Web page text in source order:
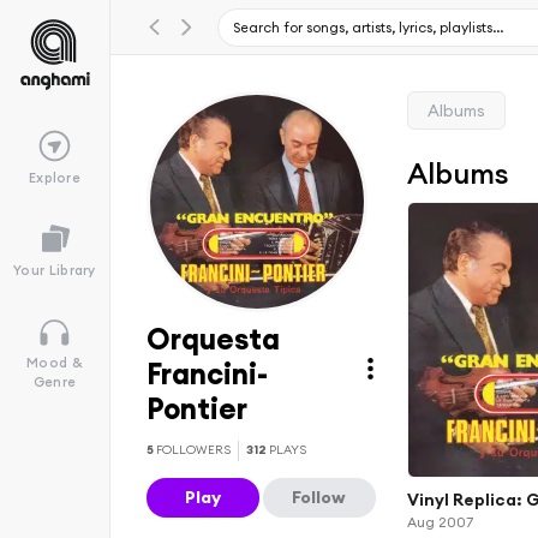
Explore
Your Library
Mood &
Genre
Orquesta
Francini-
Pontier
5 FOLLOWERS 312 PLAYS
Play Follow
Albums
Albums
Vinyl Replica:
Aug 2007